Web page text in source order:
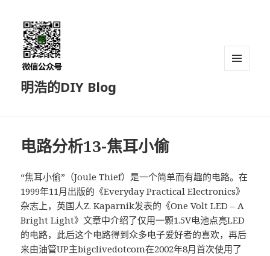
明浩的DIY Blog
电路分析13-焦耳小偷
“焦耳小偷”（Joule Thief）是一个简单而有趣的电路。在
1999年11月出版的《Everyday Practical Electronics》
杂志上，英国人Z. Kaparnik发表的《One Volt LED – A
Bright Light》文章中介绍了仅用一颗1.5V电池点亮LED
的电路，此后这个电路得到众多电子爱好者的喜欢，再后
来由油管UP主bigclivedotcom在2002年8月首次使用了